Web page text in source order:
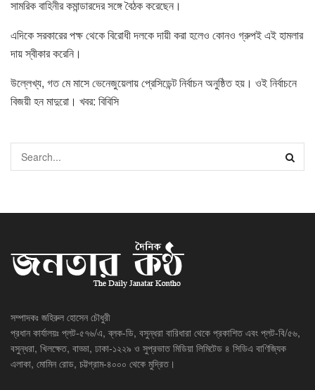
সামরিক বাহিনীর কমান্ডারদের সঙ্গে বৈঠক করেছেন।
এদিকে সরকারের পক্ষ থেকে বিরোধী দলকে দায়ী করা হলেও কোনও গ্রুপই এই হামলার
দায় স্বীকার করেনি।
উল্লেখ্য, গত মে মাসে ভেনেজুয়েলায় প্রেসিডেন্ট নির্বাচন অনুষ্ঠিত হয়। ওই নির্বাচনে
বিজয়ী হন মাদুরো। খবর: বিবিসি
সম্পাদকঃ জহিরুল হোসেন চৌধুরী
প্রধান কার্যালয়ঃ প্লট-৫৭৬/এ, ব্লক-ডি, বসুন্ধরা বারিধারা থেকে প্রকাশিত এবং প্লট-বি/৫৬,
বসুন্ধরা, খিলক্ষেত, বাড্ডা, ঢাকা-১২২৯ ও সুপ্রভাত মিডিয়া লিমিটেড ৪ সিডিএ বাণিজ্যিক
এলাকা, মোমিন রোড, চট্টগ্রাম-৪০০০ থেকে মুদ্রিত।